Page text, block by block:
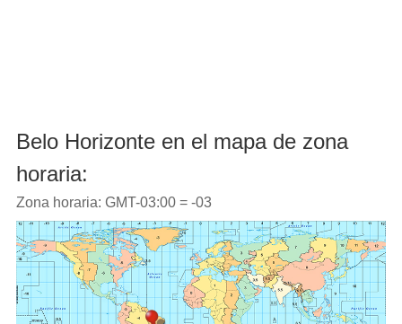
Belo Horizonte en el mapa de zona
horaria:
Zona horaria: GMT-03:00 = -03